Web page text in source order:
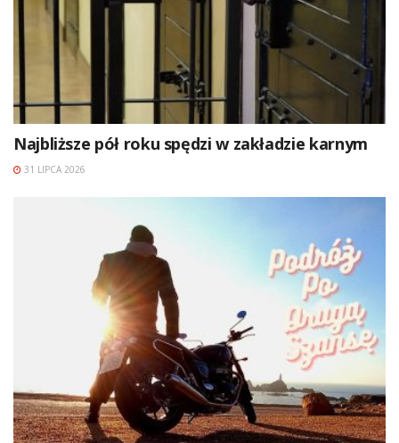
Najbliższe pół roku spędzi w zakładzie karnym
31 LIPCA 2026